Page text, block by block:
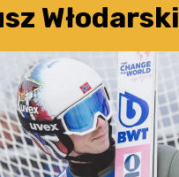
Włodarski